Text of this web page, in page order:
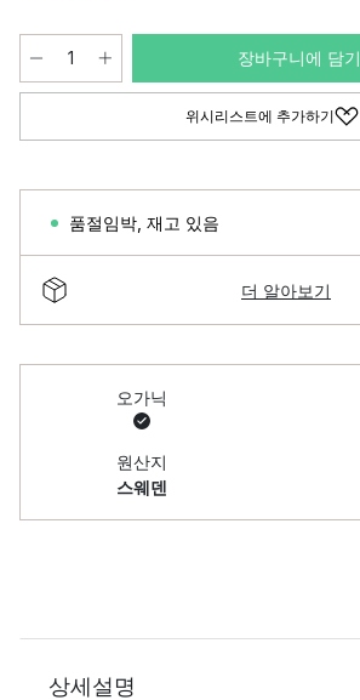
장바구니에 담기
위시리스트에 추가하기
품절임박 재고 있음
더 알아보기
오가닉
원산지
스웨덴
상세설명